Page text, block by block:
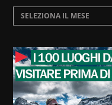
SELEZIONA IL MESE